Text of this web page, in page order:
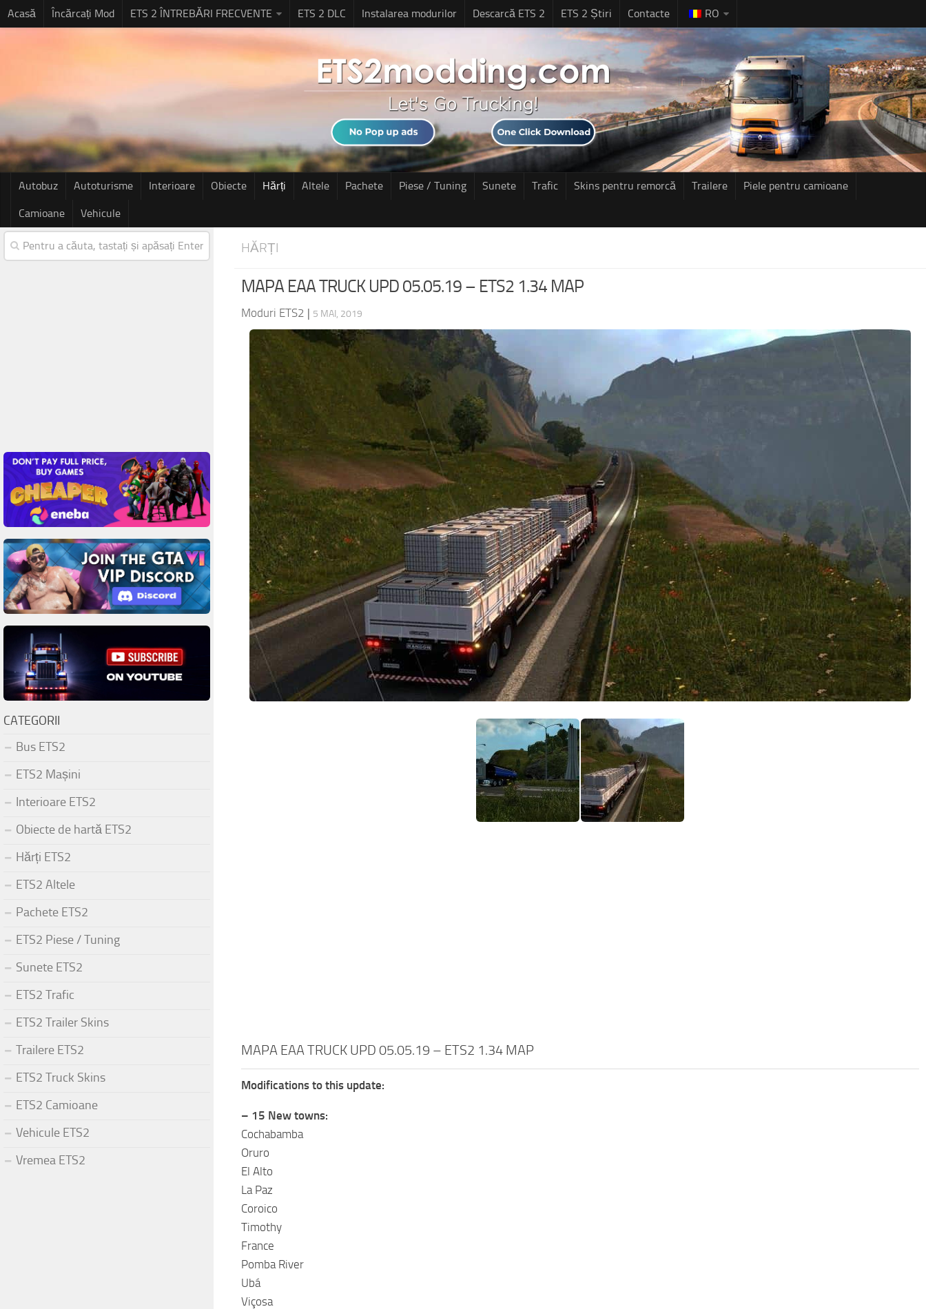
Acasă Încărcați Mod ETS 2 ÎNTREBĂRI FRECVENTE ETS 2 DLC Instalarea modurilor Descarcă ETS 2 ETS 2 Știri Contacte RO
Autobuz Autoturisme Interioare Obiecte Hărți Altele Pachete Piese / Tuning Sunete Trafic Skins pentru remorcă Trailere Piele pentru camioane
Camioane Vehicule
HĂRȚI
MAPA EAA TRUCK UPD 05.05.19 – ETS2 1.34 MAP
Moduri ETS2 | 5 MAI, 2019
MAPA EAA TRUCK UPD 05.05.19 – ETS2 1.34 MAP
Modifications to this update:
– 15 New towns:
Cochabamba
Oruro
El Alto
La Paz
Coroico
Timothy
France
Pomba River
Ubá
Viçosa
CATEGORII
Bus ETS2
ETS2 Mașini
Interioare ETS2
Obiecte de hartă ETS2
Hărți ETS2
ETS2 Altele
Pachete ETS2
ETS2 Piese / Tuning
Sunete ETS2
ETS2 Trafic
ETS2 Trailer Skins
Trailere ETS2
ETS2 Truck Skins
ETS2 Camioane
Vehicule ETS2
Vremea ETS2